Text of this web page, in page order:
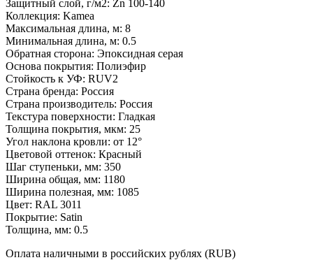
Защитный слой, г/м2: Zn 100-140
Коллекция: Kamea
Максимальная длина, м: 8
Минимальная длина, м: 0.5
Обратная сторона: Эпоксидная серая
Основа покрытия: Полиэфир
Стойкость к УФ: RUV2
Страна бренда: Россия
Страна производитель: Россия
Текстура поверхности: Гладкая
Толщина покрытия, мкм: 25
Угол наклона кровли: от 12°
Цветовой оттенок: Красный
Шаг ступеньки, мм: 350
Ширина общая, мм: 1180
Ширина полезная, мм: 1085
Цвет: RAL 3011
Покрытие: Satin
Толщина, мм: 0.5
Оплата наличными в российских рублях (RUB)